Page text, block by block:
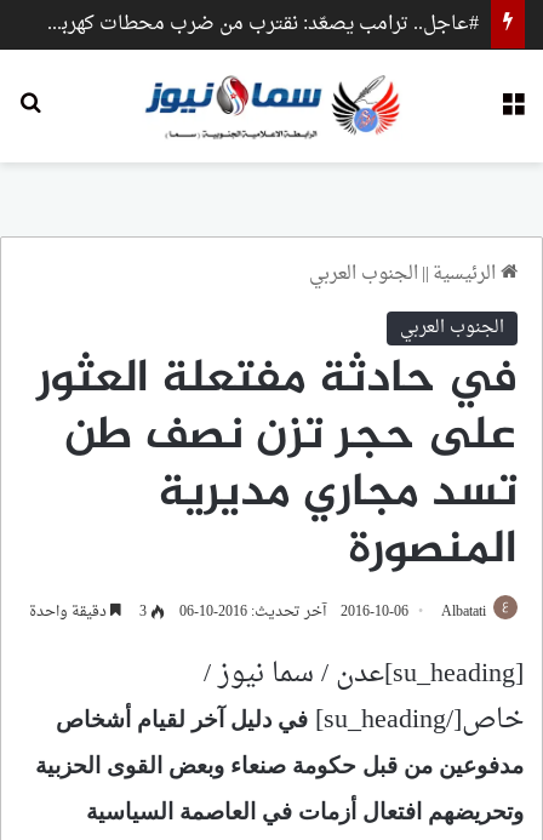
#عاجل.. ترامب يصعّد: نقترب من ضرب محطات كهرباء وجسور داخل إيران
الرئيسية||الجنوب العربي
الجنوب العربي
في حادثة مفتعلة العثور
على حجر تزن نصف طن
تسد مجاري مديرية
المنصورة
Albatati
2016-10-06 آخر تحديث: 2016-10-06 3 دقيقة واحدة
[su_heading]عدن / سما نيوز /
خاص[/su_heading]
في دليل آخر لقيام أشخاص
مدفوعين من قبل حكومة صنعاء وبعض القوى الحزبية
وتحريضهم افتعال أزمات في العاصمة السياسية